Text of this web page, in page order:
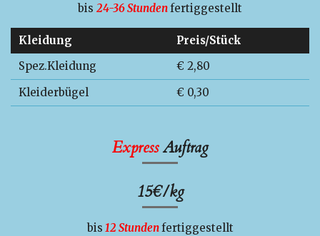
bis 24-36 Stundenfertiggestellt
Kleidung
Preis/Stück
Spez.Kleidung
€ 2,80
Kleiderbügel
€ 0,30
ExpressAuftrag
15€/kg
bis 12 Stundenfertiggestellt